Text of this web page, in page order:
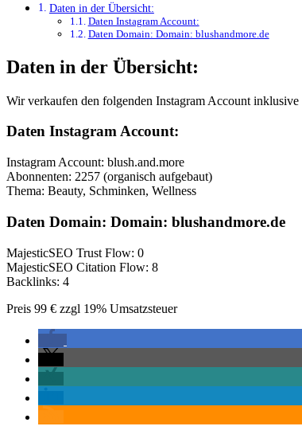
Daten in der Übersicht:
Daten Instagram Account:
Daten Domain: Domain: blushandmore.de
Daten in der Übersicht:
Wir verkaufen den folgenden Instagram Account
Daten Instagram Account:
Instagram Account: blush.and.more
Abonnenten: 2257 (organisch aufgebaut)
Thema: Beauty, Schminken, Wellness
Daten Domain: Domain: blushandmore.de
MajesticSEO Trust Flow: 0
MajesticSEO Citation Flow: 8
Backlinks: 4
Preis 99 € zzgl 19% Umsatzsteuer